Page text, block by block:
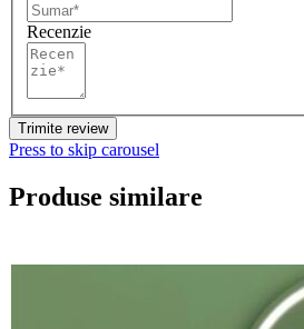
Recenzie
Trimite review
Press to skip carousel
Produse similare